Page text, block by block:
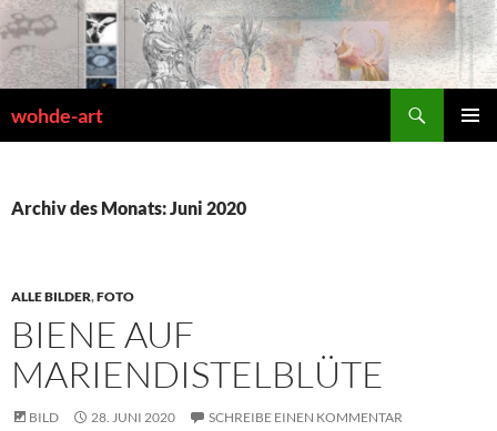
Zum
Inhalt
springen
wohde-art
Archiv des Monats: Juni 2020
ALLE BILDER,FOTO
BIENE AUF
MARIENDISTELBLÜTE
BILD 28. JUNI 2020 SCHREIBE EINEN KOMMENTAR